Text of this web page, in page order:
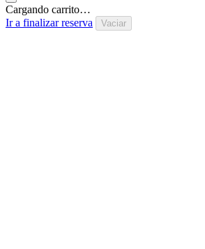
Cargando carrito…
Ir a finalizar reserva
Vaciar